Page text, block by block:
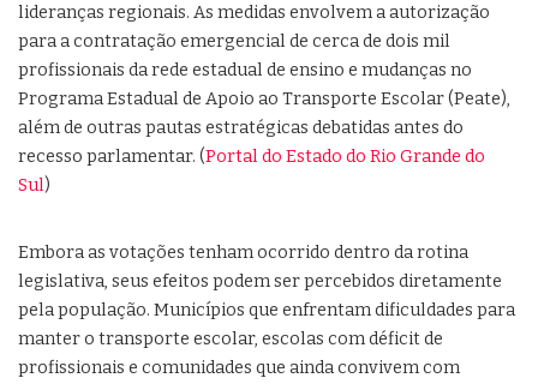
lideranças regionais. As medidas envolvem a autorização
para a contratação emergencial de cerca de dois mil
profissionais da rede estadual de ensino e mudanças no
Programa Estadual de Apoio ao Transporte Escolar (Peate),
além de outras pautas estratégicas debatidas antes do
recesso parlamentar. (Portal do Estado do Rio Grande do
Sul)
Embora as votações tenham ocorrido dentro da rotina
legislativa, seus efeitos podem ser percebidos diretamente
pela população. Municípios que enfrentam dificuldades para
manter o transporte escolar, escolas com déficit de
profissionais e comunidades que ainda convivem com